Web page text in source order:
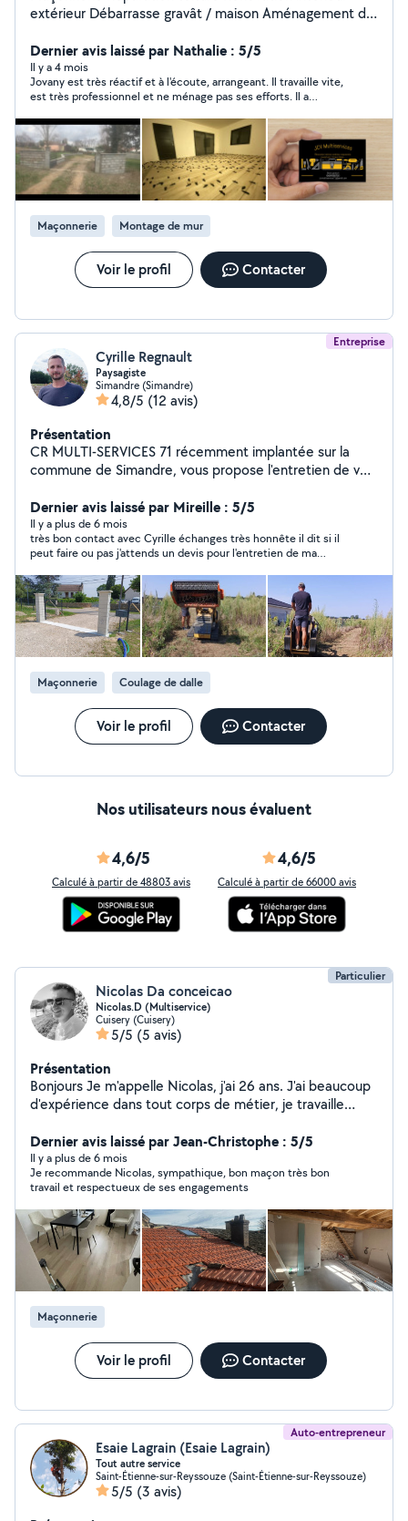
extérieur Débarrasse gravât / maison Aménagement de
Dernier avis laissé par Nathalie : 5/5
Il y a 4 mois
Jovany est très réactif et à l'écoute, arrangeant. Il travaille vite,
est très professionnel et ne ménage pas ses efforts. Il a
pouvons que le recommander les yeux fermés.
Maçonnerie Montage de mur
Voir le profil Contacter
Entreprise
Cyrille Regnault
Paysagiste
Simandre (Simandre)
4,8/5 (12 avis)
Présentation
CR MULTI-SERVICES 71 récemment implantée sur la
commune de Simandre, vous propose l'entretien de vos
débroussaillage,aménagements extérieurs, clôtures
préparation de sol pour pelouse, nivellement terrain,
plantation de haies et d'arbustes. (CRÉDIT D'IMPÔTS
POUR L'ENTRETIENS DES ESPACES VERTS)
Dernier avis laissé par Mireille : 5/5
Il y a plus de 6 mois
très bon contact avec Cyrille échanges très honnête il dit si il
peut faire ou pas j'attends un devis pour l'entretien de ma
Maçonnerie Coulage de dalle
Voir le profil Contacter
Nos utilisateurs nous évaluent
4,6/5
Calculé à partir de 48803 avis
4,6/5
Calculé à partir de 66000 avis
Particulier
Nicolas Da conceicao
Nicolas.D (Multiservice)
Cuisery (Cuisery)
5/5 (5 avis)
Présentation
Bonjours Je m'appelle Nicolas, j'ai 26 ans. J'ai beaucoup
d'expérience dans tout corps de métier, je travaille
alors n'hésitez pas à me laisser ma chance je suis prêt à
vous rendre service.
Dernier avis laissé par Jean-Christophe : 5/5
Il y a plus de 6 mois
Je recommande Nicolas, sympathique, bon maçon très bon
travail et respectueux de ses engagements
Maçonnerie
Voir le profil Contacter
Auto-entrepreneur
Esaie Lagrain (Esaie Lagrain)
Tout autre service
Saint-Étienne-sur-Reyssouze (Saint-Étienne-sur-Reyssouze)
5/5 (3 avis)